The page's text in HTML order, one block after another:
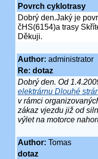
Povrch cyklotrasy
Dobrý den.Jaký je
čHS(6154)a trasy
Děkuji.
Author: administrator
Re: dotaz
Dobrý den. Od
elektrárnu Dlouhé
v rámci
zákaz vjezdu již od
výlet na motorce
Author: Tomas
dotaz